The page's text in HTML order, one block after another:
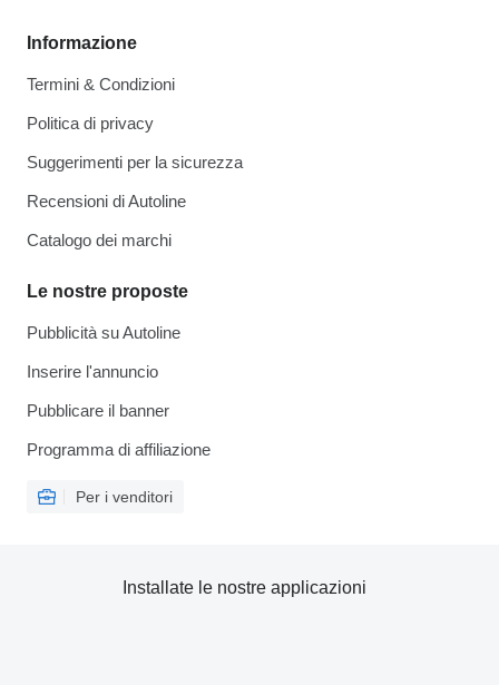
Informazione
Termini & Condizioni
Politica di privacy
Suggerimenti per la sicurezza
Recensioni di Autoline
Catalogo dei marchi
Le nostre proposte
Pubblicità su Autoline
Inserire l'annuncio
Pubblicare il banner
Programma di affiliazione
Per i venditori
Installate le nostre applicazioni